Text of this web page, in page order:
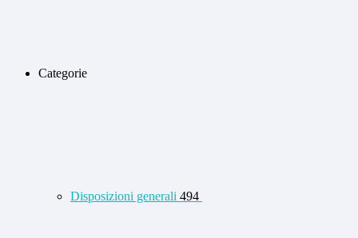
Categorie
Disposizioni generali 494